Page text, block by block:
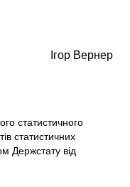
Ігор Вернер
статистичного
статистичних
Держстату від